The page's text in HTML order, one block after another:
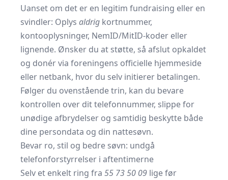
Uanset om det er en legitim fundraising eller en
svindler: Oplys aldrig kortnummer,
kontooplysninger, NemID/MitID-koder eller
lignende. Ønsker du at støtte, så afslut opkaldet
og donér via foreningens officielle hjemmeside
eller netbank, hvor du selv initierer betalingen.
Følger du ovenstående trin, kan du bevare
kontrollen over dit telefonnummer, slippe for
unødige afbrydelser og samtidig beskytte både
dine persondata og din nattesøvn.
Bevar ro, stil og bedre søvn: undgå
telefonforstyrrelser i aftentimerne
Selv et enkelt ring fra 55 73 50 09 lige før